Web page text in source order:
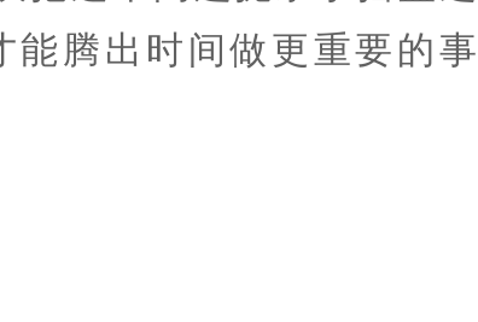
能腾出时间做更重要的事